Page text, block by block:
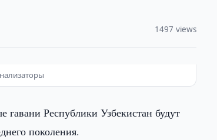
1497 views
Республики Узбекистан будут
поколения.